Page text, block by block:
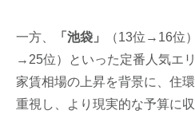
一方、 「池袋」 （13位→16位）
→25位）といった定番人気エ
家賃相場の上昇を背景に、住
重視し、より現実的な予算に